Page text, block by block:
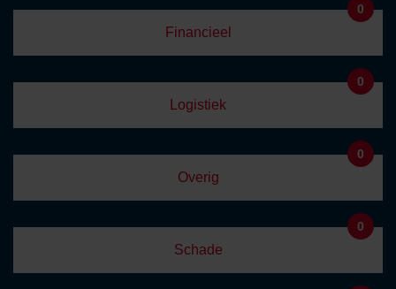
Financieel
0
Logistiek
0
Overig
0
Schade
0